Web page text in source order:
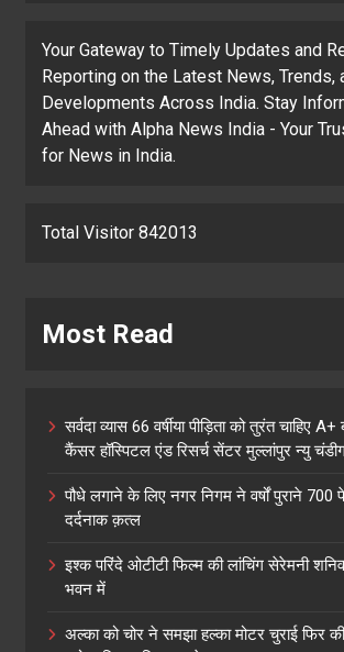
Your Gateway to Timely Updates and
Reporting on the Latest News, Trends,
Developments Across India. Stay
Ahead with Alpha News India - Your
for News in India.
Total Visitor 842013
Most Read
सर्वदा व्यास 66 वर्षीया पीड़िता को तुरंत चाहिए
कैंसर हॉस्पिटल एंड रिसर्च सेंटर मुल्लांपुर न्यु
पौधे लगाने के लिए नगर निगम ने वर्षों पुराने 700
दर्दनाक क़त्ल
इश्क परिंदे ओटीटी फिल्म की लांचिंग सेरेमनी
भवन में
अल्का को चोर ने समझा हल्का मोटर चुराई फिर